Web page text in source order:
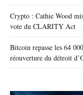
Crypto : Cathie Wood
vote du CLARITY Act
Bitcoin repasse les 64
réouverture du détroit